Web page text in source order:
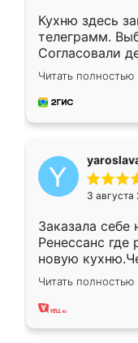
Кухню здесь
телеграмм.
Согласовали
недели кухня
довольны
мебель за
Читать полностью
3 августа
Заказала
Ренессанс где
новую
вполне
два года,
Читать полностью